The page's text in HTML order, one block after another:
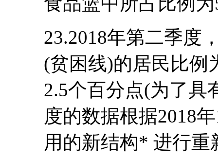
23.2018年第二季度
(贫困线)的居民比例
2.5个百分点(为了具
度的数据根据2018
用的新结构* 进行重